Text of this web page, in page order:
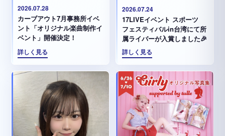
2026.07.28
カーブアウト7月事務所イベ
ント「オリジナル楽曲制作イ
ベント」開催決定！
詳しく見る
2026.07.24
17LIVEイベント スポーツ
フェスティバルin台湾にて所
属ライバーが入賞しました🎉
詳しく見る